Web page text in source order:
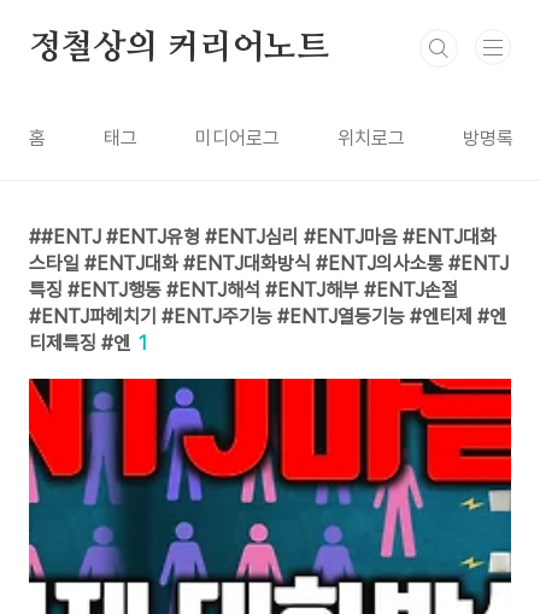
정철상의 커리어노트
홈 태그 미디어로그 위치로그 방명록
#ENTJ #ENTJ유형 #ENTJ심리 #ENTJ마음 #ENTJ대화
스타일 #ENTJ대화 #ENTJ대화방식 #ENTJ의사소통 #ENTJ
특징 #ENTJ행동 #ENTJ해석 #ENTJ해부 #ENTJ손절
#ENTJ파헤치기 #ENTJ주기능 #ENTJ열등기능 #엔티제 #엔
티제특징 #엔 1